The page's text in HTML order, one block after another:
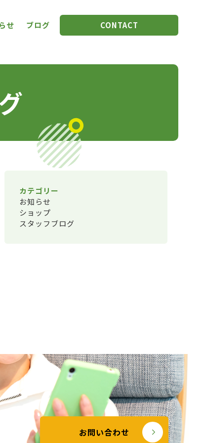
CONTACT
せ ブログ
カテゴリー
お知らせ
ショップ
スタッフブログ
お問い合わせ